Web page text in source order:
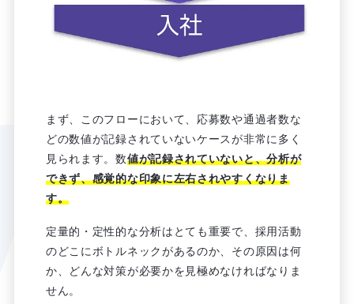
まず、このフローにおいて、応募数や通過者数な
どの数値が記録されていないケースが非常に多く
見られます。数値が記録されていないと、分析が
できず、感覚的な印象に左右されやすくなりま
す。
定量的・定性的な分析はとても重要で、採用活動
のどこにボトルネックがあるのか、その原因は何
か、どんな対策が必要かを見極めなければなりま
せん。